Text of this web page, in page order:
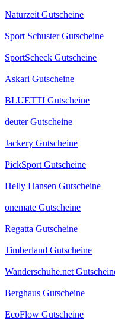
Naturzeit Gutscheine
Sport Schuster Gutscheine
SportScheck Gutscheine
Askari Gutscheine
BLUETTI Gutscheine
deuter Gutscheine
Jackery Gutscheine
PickSport Gutscheine
Helly Hansen Gutscheine
onemate Gutscheine
Regatta Gutscheine
Timberland Gutscheine
Wanderschuhe.net
Berghaus Gutscheine
EcoFlow Gutscheine